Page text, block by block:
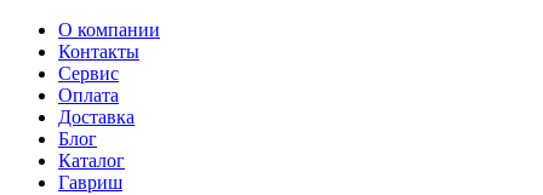
О компании
Контакты
Сервис
Оплата
Доставка
Блог
Каталог
Гавриш